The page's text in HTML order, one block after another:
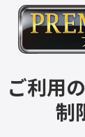
ご利用
制